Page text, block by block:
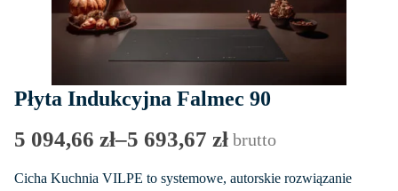
Płyta Indukcyjna Falmec 90
5 094,66 zł–5 693,67 zł
Zakres
cen:
brutto
Cicha Kuchnia VILPE to systemowe, autorskie rozwiązanie